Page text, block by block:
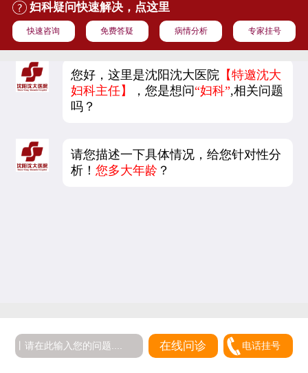
妇科疑问快速解决，点这里
快速咨询 免费答疑 病情分析 专家挂号
您好，这里是沈阳沈大医院 【特邀沈大
妇科主任】
，您是想问“妇科”,相关问题
吗？
请您描述一下具体情况，给您针对性分
析！您多大年龄 ？
在线问诊 电话挂号